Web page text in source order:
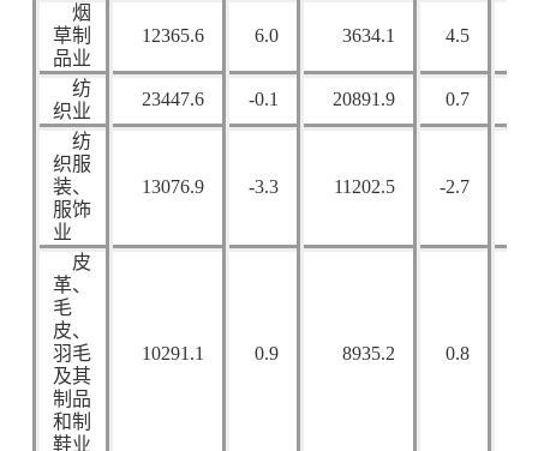
烟
草制
品业
12365.6 6.0 3634.1 4.5
纺
织业
23447.6 -0.1 20891.9 0.7
纺
织服
装、
服饰
业
13076.9 -3.3 11202.5 -2.7
皮
革、
毛
皮、
羽毛
及其
制品
和制
鞋业
10291.1 0.9 8935.2 0.8